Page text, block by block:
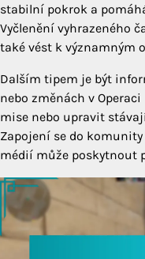
stabilní pokrok a
Vyčlenění vyhrazeného
také vést k významným
Dalším tipem je být
nebo změnách v
mise nebo upravit
Zapojení se do
médií může poskytnout